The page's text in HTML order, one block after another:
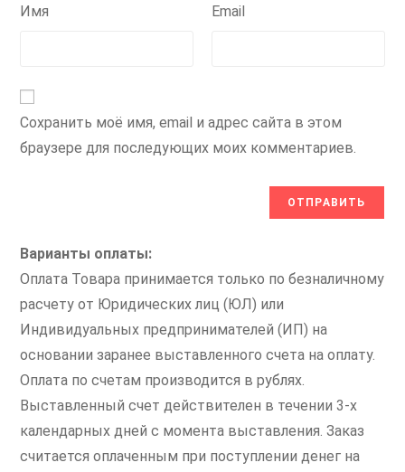
Имя Email
Сохранить моё имя, email и адрес сайта в этом
браузере для последующих моих комментариев.
Варианты оплаты:
Оплата Товара принимается только по безналичному
расчету от Юридических лиц (ЮЛ) или
Индивидуальных предпринимателей (ИП) на
основании заранее выставленного счета на оплату.
Оплата по счетам производится в рублях.
Выставленный счет действителен в течении 3-х
календарных дней с момента выставления. Заказ
считается оплаченным при поступлении денег на